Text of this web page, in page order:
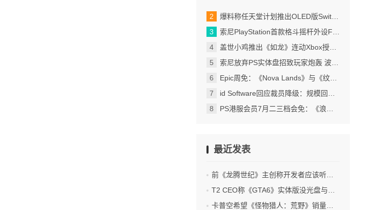
家购买双版本游...
爆料称任天堂计划推出OLED版Switch2 正权衡成本
索尼PlayStation首款格斗摇杆外设FlexStrike宣布延期
盖世小鸡推出《如龙》连动Xbox授权G7 Pro无线手柄
索尼放弃PS实体盘招致玩家炮轰 波及第三方厂商
Epic周免：《Nova Lands》与《纹身大亨》喜加二
id Software回应裁员降级：规模回到2016年 仍会开发游戏
PS港服会员7月二三档会免：《浪人崛起》与《阿凡达：潘多拉边境》领衔
最近发表
前《龙腾世纪》主创称开发者应该听玩家反馈 但是不该做参考
T2 CEO称《GTA6》实体版没光盘与偷跑无关 不排除以后出光盘
卡普空希望《怪物猎人：荒野》销量超越《怪物猎人：世界》